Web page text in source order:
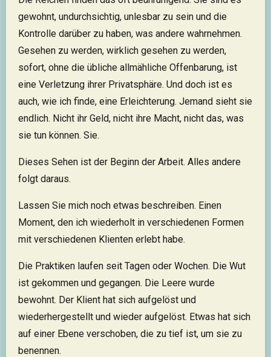
gewohnt, undurchsichtig, unlesbar zu sein und die
Kontrolle darüber zu haben, was andere wahrnehmen.
Gesehen zu werden, wirklich gesehen zu werden,
sofort, ohne die übliche allmähliche Offenbarung, ist
eine Verletzung ihrer Privatsphäre. Und doch ist es
auch, wie ich finde, eine Erleichterung. Jemand sieht sie
endlich. Nicht ihr Geld, nicht ihre Macht, nicht das, was
sie tun können. Sie.
Dieses Sehen ist der Beginn der Arbeit. Alles andere
folgt daraus.
Lassen Sie mich noch etwas beschreiben. Einen
Moment, den ich wiederholt in verschiedenen Formen
mit verschiedenen Klienten erlebt habe.
Die Praktiken laufen seit Tagen oder Wochen. Die Wut
ist gekommen und gegangen. Die Leere wurde
bewohnt. Der Klient hat sich aufgelöst und
wiederhergestellt und wieder aufgelöst. Etwas hat sich
auf einer Ebene verschoben, die zu tief ist, um sie zu
benennen.